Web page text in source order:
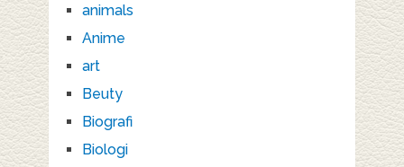
animals
Anime
art
Beuty
Biografi
Biologi